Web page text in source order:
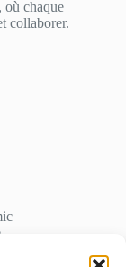
où chaque
collaborer.